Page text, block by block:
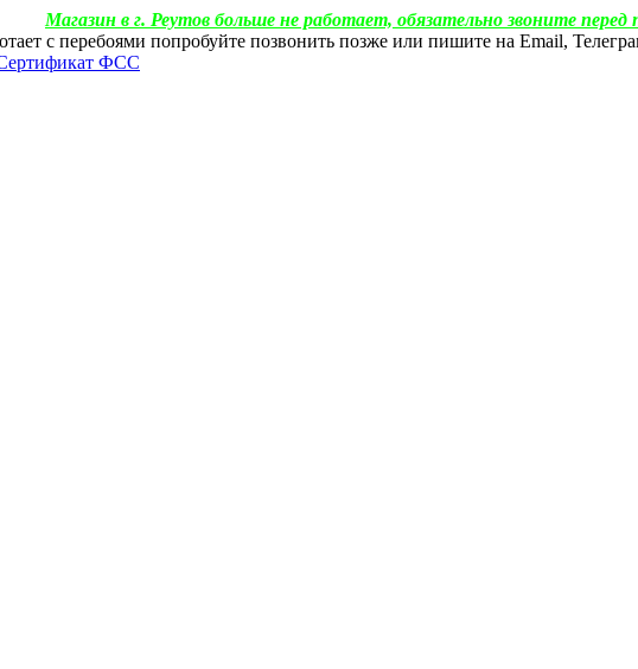
Магазин в г. Реутов больше не работает, обязательно звоните перед
с перебоями попробуйте позвонить позже или пишите на Email,
ФСС